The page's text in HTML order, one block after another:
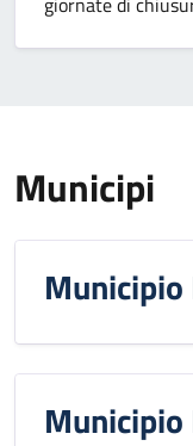
Municipi
Municipio
Municipio